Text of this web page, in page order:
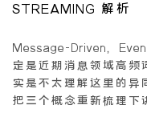
STREAMING 解析
Message-Driven，
定是近期消息领域高频
实是不太理解这里的异
把三个概念重新梳理下